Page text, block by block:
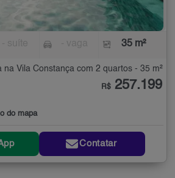
35 m²
na Vila Constança com 2 quartos - 35 m²
do mapa
R$ 257.199
Contatar